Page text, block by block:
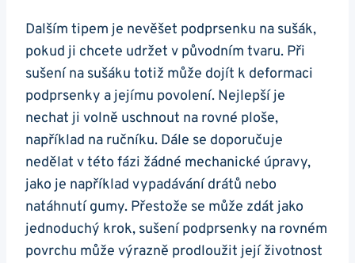
Dalším tipem je nevěšet podprsenku na sušák,
pokud ji chcete udržet v původním tvaru. Při
sušení na sušáku totiž může dojít k deformaci
podprsenky a jejímu povolení. Nejlepší je
nechat ji volně uschnout na rovné ploše,
například na ručníku. Dále se doporučuje
nedělat v této fázi žádné mechanické úpravy,
jako je například vypadávání drátů nebo
natáhnutí gumy. Přestože se může zdát jako
jednoduchý krok, sušení podprsenky na rovném
povrchu může výrazně prodloužit její životnost